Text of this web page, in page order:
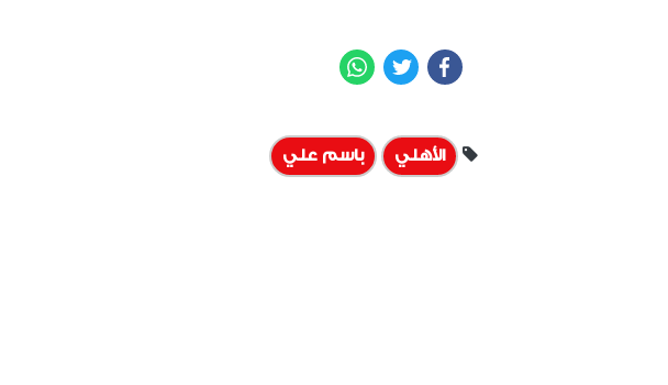
Facebook
Twitter
الأهلي باسم علي